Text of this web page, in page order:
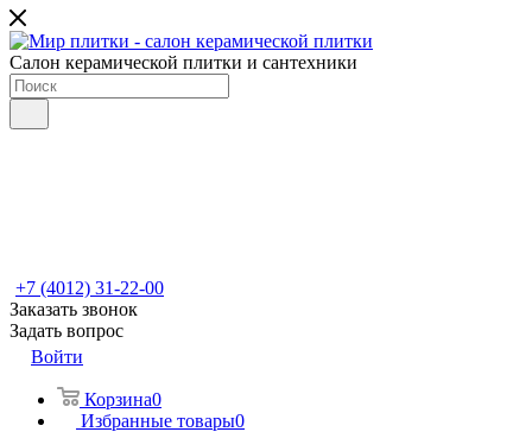
Салон керамической плитки и сантехники
+7 (4012) 31-22-00
Заказать звонок
Задать вопрос
Войти
Корзина0
Избранные товары0